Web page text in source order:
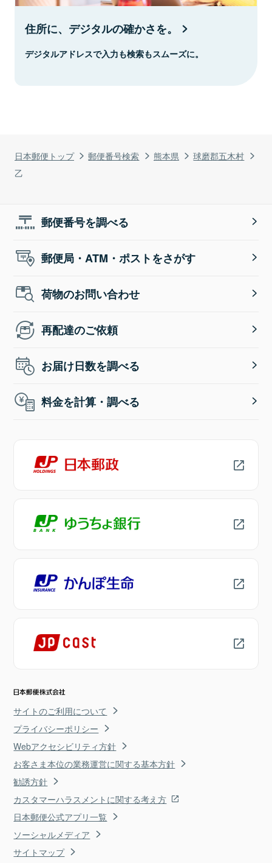
日本郵便トップ 郵便番号検索 熊本県
球磨郡五木村
乙
住所に、デジタルの確かさを。
デジタルアドレスで入力も検索もスムーズに。
郵便番号を調べる
郵便局・ATM・ポストをさがす
荷物のお問い合わせ
再配達のご依頼
お届け日数を調べる
料金を計算・調べる
サイトのご利用について
プライバシーポリシー
Webアクセシビリティ方針
お客さま本位の業務運営に関する基本方針
勧誘方針
カスタマーハラスメントに関する考え方
日本郵便公式アプリ一覧
ソーシャルメディア
サイトマップ